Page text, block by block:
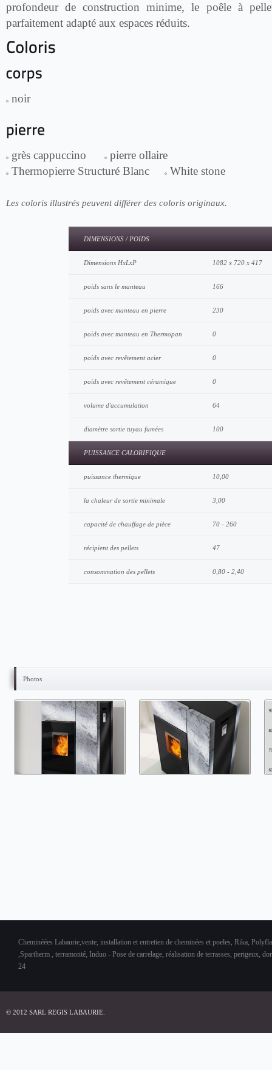
profondeur de construction minime, le poêle à
parfaitement adapté aux espaces réduits.
noir
grès cappuccino
pierre ollaire
Thermopierre Structuré Blanc
White stone
Les coloris illustrés peuvent différer des coloris originaux.
DIMENSIONS / POIDS
Dimensions HxLxP 1082 x 720 x 417
poids sans le manteau 166
poids avec manteau en pierre 230
poids avec manteau en Thermopan 0
poids avec revêtement acier 0
poids avec revêtement céramique 0
volume d'accumulation 64
diamètre sortie tuyau fumées 100
PUISSANCE CALORIFIQUE
puissance thermique 10,00
la chaleur de sortie minimale 3,00
capacité de chauffage de pièce 70 - 260
récipient des pellets 47
consommation des pellets 0,80 - 2,40
Photos
Cheminéées Labaurie,vente, installation et entretien de cheminées et poeles, Rika,
,Spartherm , terramonté, Induo - Pose de carrelage, réalisation de terrasses, perigeux,
24
© 2012 SARL REGIS LABAURIE.